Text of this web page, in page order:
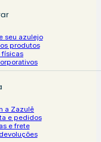
seu azulejo
produtos
físicas
a Zazulê
e pedidos
e frete